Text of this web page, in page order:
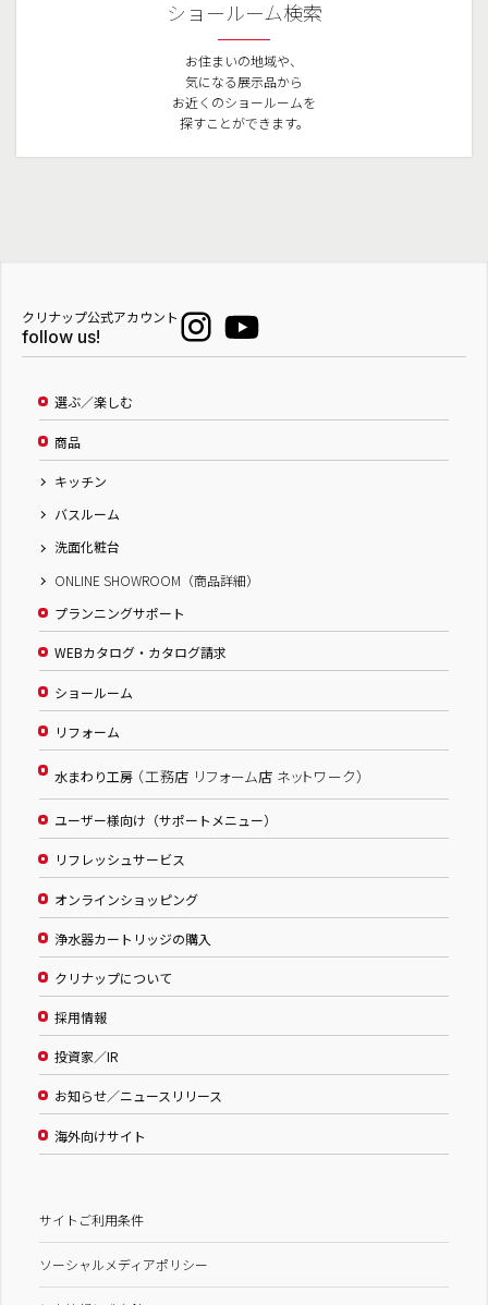
ショールーム検索
お住まいの地域や、
気になる展示品から
お近くのショールームを
探すことができます。
クリナップ公式アカウント
follow us!
選ぶ／楽しむ
商品
キッチン
バスルーム
洗面化粧台
ONLINE SHOWROOM（商品詳細）
プランニングサポート
WEBカタログ・カタログ請求
ショールーム
リフォーム
水まわり工房 （工務店 リフォーム店 ネットワーク）
ユーザー様向け（サポートメニュー）
リフレッシュサービス
オンラインショッピング
浄水器カートリッジの購入
クリナップについて
採用情報
投資家／IR
お知らせ／ニュースリリース
海外向けサイト
サイトご利用条件
ソーシャルメディアポリシー